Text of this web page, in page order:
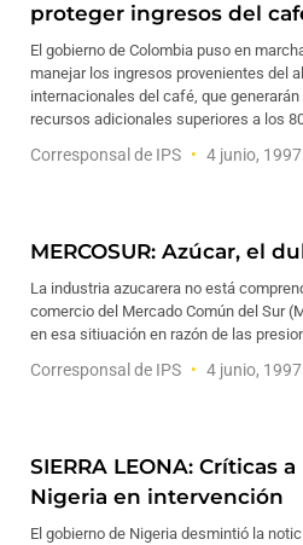
proteger ingresos del
El gobierno de Colombia puso en
manejar los ingresos provenientes del
internacionales del café, que
recursos adicionales superiores a los
Corresponsal de IPS 4 junio, 1997
MERCOSUR: Azúcar, el
La industria azucarera no está
comercio del Mercado Común del Sur
en esa sitiuación en razón de las
Corresponsal de IPS 4 junio, 1997
SIERRA LEONA: Críticas
Nigeria en intervención
El gobierno de Nigeria desmintió la